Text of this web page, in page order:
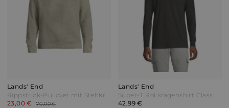
Lands' End
Rippstrick-Pullover mit Stehkragen Herren Sonstige by Lands' End
23,00 €
70,00 €
Lands' End
Super-T Rollkragenshirt Classic Fit Herren Schwarz Jersey by Lands' End
42,99 €